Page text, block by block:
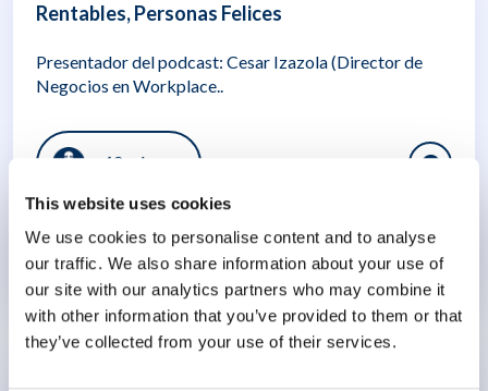
This website uses cookies
We use cookies to personalise content and to analyse
our traffic. We also share information about your use of
our site with our analytics partners who may combine it
with other information that you’ve provided to them or that
they’ve collected from your use of their services.
Rentables, Personas Felices
Presentador del podcast: Cesar Izazola (Director de
Negocios en Workplace..
42 min
Neuroproductividad
12 agosto 2025